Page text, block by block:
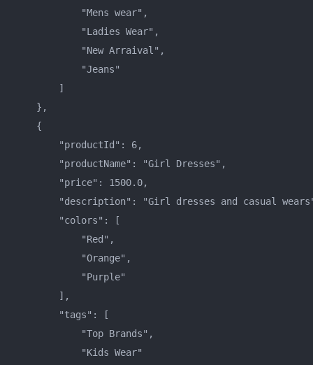
            "Mens wear",
            "Ladies Wear",
            "New Arraival",
            "Jeans"
        ]
    },
    {
        "productId": 6,
        "productName": "Girl Dresses",
        "price": 1500.0,
"description": "Girl dresses and casual
        "colors": [
            "Red",
            "Orange",
            "Purple"
        ],
        "tags": [
            "Top Brands",
            "Kids Wear"